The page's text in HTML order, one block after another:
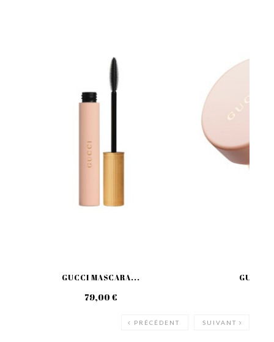
GUCCI MASCARA...
79,00 €
GUCCI
PRÉCÉDENT SUIVANT